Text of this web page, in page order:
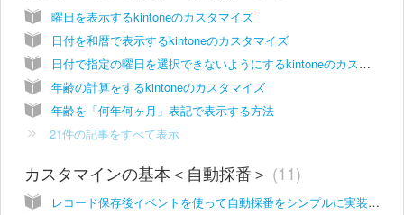
曜日を表示するkintoneのカスタマイズ
日付を和暦で表示するkintoneのカスタマイズ
日付で指定の曜日を選択できないようにするkintoneのカスタマイズ
年齢の計算をするkintoneのカスタマイズ
年齢を「何年何ヶ月」表記で表示する方法
21件の記事をすべて表示
カスタマインの基本＜自動採番＞ 11
レコード保存後イベントを使って自動採番をシンプルに実装する方法